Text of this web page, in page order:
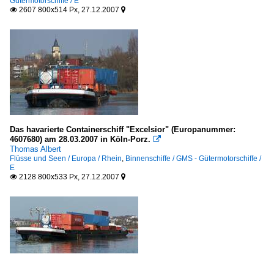
 2607 800x514 Px, 27.12.2007 
Das havarierte Containerschiff "Excelsior" (Europanummer:
4607680) am 28.03.2007 in Köln-Porz. 
Thomas Albert
Flüsse und Seen / Europa / Rhein, Binnenschiffe / GMS - Gütermotorschiffe /
E
 2128 800x533 Px, 27.12.2007 